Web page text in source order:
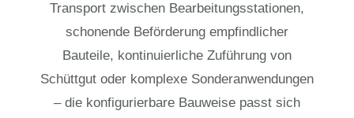
Transport zwischen Bearbeitungsstationen,
schonende Beförderung empfindlicher
Bauteile, kontinuierliche Zuführung von
Schüttgut oder komplexe Sonderanwendungen
– die konfigurierbare Bauweise passt sich